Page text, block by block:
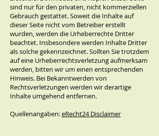
sind nur für den privaten, nicht kommerziellen
Gebrauch gestattet. Soweit die Inhalte auf
dieser Seite nicht vom Betreiber erstellt
wurden, werden die Urheberrechte Dritter
beachtet. Insbesondere werden Inhalte Dritter
als solche gekennzeichnet. Sollten Sie trotzdem
auf eine Urheberrechtsverletzung aufmerksam
werden, bitten wir um einen entsprechenden
Hinweis. Bei Bekanntwerden von
Rechtsverletzungen werden wir derartige
Inhalte umgehend entfernen.
Quellenangaben:eRecht24 Disclaimer